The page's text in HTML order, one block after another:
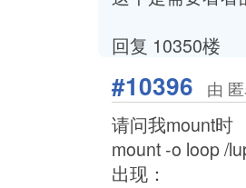
回复 10350楼
#10396 由
请问我mount时
mount -o loop /
出现：